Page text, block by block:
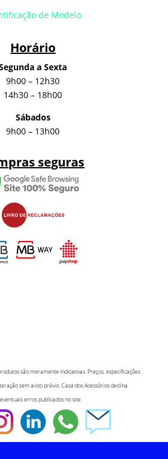
de Modelo
Horário
a Sexta
9h00 – 12h30
14h30 – 18h00
Sábados
9h00 – 13h00
seguras
são meramente indicativas. Preços, especificações
sem aviso prévio. Casa dos Acessórios declina
erros publicados no site.